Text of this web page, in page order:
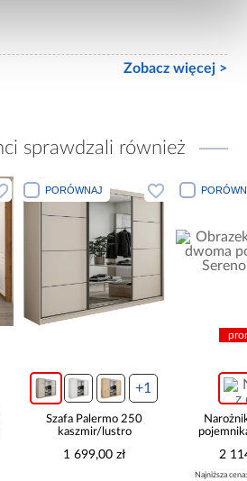
Zobacz więcej >
sprawdzali również
PORÓWNAJ
+1
Szafa Palermo 250
kaszmir/lustro
1 699,00 zł 2
Najniższa